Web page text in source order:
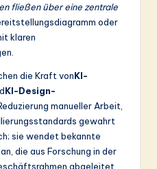
fließen über eine zentrale
oder
klaren
die Kraft vonKI-
KI-Design-
manueller Arbeit,
gewahrt
sie wendet bekannte
die aus Forschung in der
abgeleitet